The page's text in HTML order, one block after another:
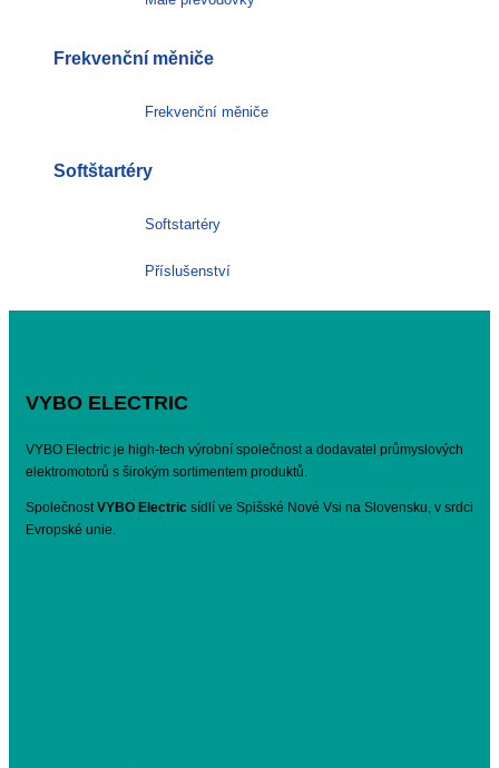
Frekvenční měniče
Frekvenční měniče
Softštartéry
Softstartéry
Příslušenství
VYBO ELECTRIC
VYBO Electric je high-tech výrobní společnost a dodavatel průmyslových
elektromotorů s širokým sortimentem produktů.
SpolečnostVYBO Electric sídlí ve Spišské Nové Vsi na Slovensku, v srdci
Evropské unie.